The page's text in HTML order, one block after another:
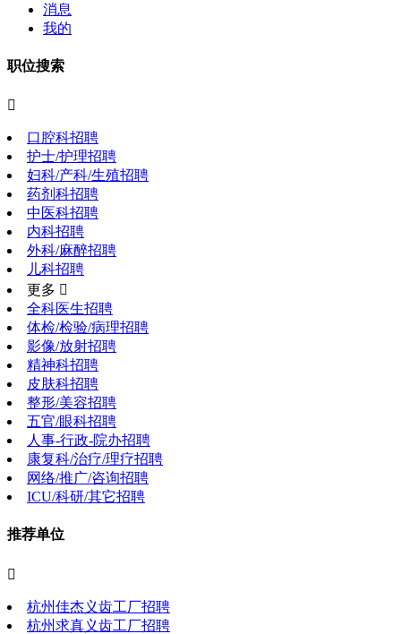
消息
我的
职位搜索

口腔科招聘
护士/护理招聘
妇科/产科/生殖招聘
药剂科招聘
中医科招聘
内科招聘
外科/麻醉招聘
儿科招聘
更多 
全科医生招聘
体检/检验/病理招聘
影像/放射招聘
精神科招聘
皮肤科招聘
整形/美容招聘
五官/眼科招聘
人事-行政-院办招聘
康复科/治疗/理疗招聘
网络/推广/咨询招聘
ICU/科研/其它招聘
推荐单位

杭州佳杰义齿工厂招聘
杭州求真义齿工厂招聘